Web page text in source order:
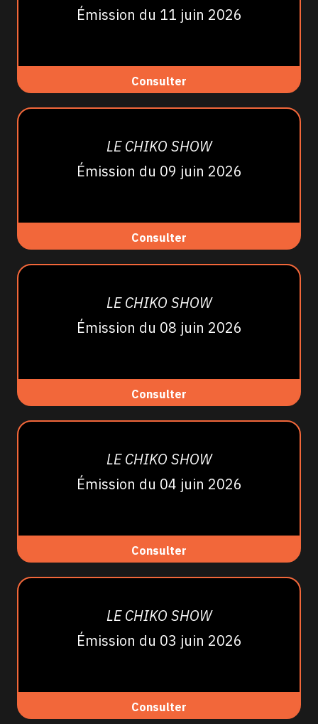
Émission du 11 juin 2026
Consulter
LE CHIKO SHOW
Émission du 09 juin 2026
Consulter
LE CHIKO SHOW
Émission du 08 juin 2026
Consulter
LE CHIKO SHOW
Émission du 04 juin 2026
Consulter
LE CHIKO SHOW
Émission du 03 juin 2026
Consulter